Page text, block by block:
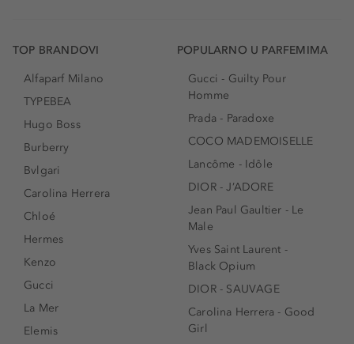
TOP BRANDOVI
Alfaparf Milano
TYPEBEA
Hugo Boss
Burberry
Bvlgari
Carolina Herrera
Chloé
Hermes
Kenzo
Gucci
La Mer
Elemis
POPULARNO U PARFEMIMA
Gucci - Guilty Pour
Homme
Prada - Paradoxe
COCO MADEMOISELLE
Lancôme - Idôle
DIOR - J’ADORE
Jean Paul Gaultier - Le
Male
Yves Saint Laurent -
Black Opium
DIOR - SAUVAGE
Carolina Herrera - Good
Girl